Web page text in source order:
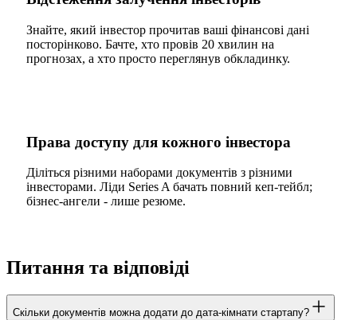
Знайте, який інвестор прочитав ваші фінансові дані
посторінково. Бачте, хто провів 20 хвилин на
прогнозах, а хто просто переглянув обкладинку.
Права доступу для кожного інвестора
Діліться різними наборами документів з різними
інвесторами. Ліди Series A бачать повний кеп-тейбл;
бізнес-ангели - лише резюме.
Питання та відповіді
Скільки документів можна додати до дата-кімнати стартапу?